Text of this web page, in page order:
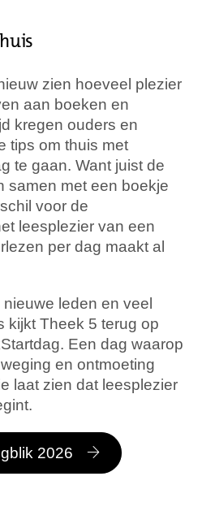
zien hoeveel plezier
aan boeken en
kregen ouders en
tips om thuis met
te gaan. Want juist de
samen met een boekje
voor de
leesplezier van een
per dag maakt al
leden en veel
kijkt Theek 5 terug op
Een dag waarop
en ontmoeting
laat zien dat leesplezier
2026